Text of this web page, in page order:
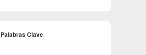
Palabras Clave